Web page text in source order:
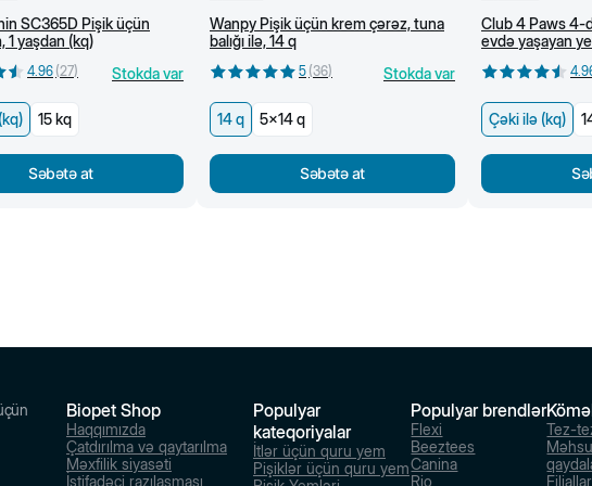
SC365D Pişik üçün
1 yaşdan (kq)
4.96 (27) Stokda var
15 kq
Səbətə at
Wanpy Pişik üçün krem çərəz, tuna
balığı ilə, 14 q
5 (36) Stokda var
14 q 5x14 q
Səbətə at
Club 4 Paws 4-
evdə yaşayan
Çəki ilə (kq)
Biopet Shop
Haqqımızda
Çatdırılma və qaytarılma
Məxfilik siyasəti
İstifadəçi razılaşması
Populyar
kateqoriyalar
İtlər üçün quru yem
Pişiklər üçün quru yem
Populyar brendlər
Flexi
Beeztees
Canina
Rio
Tez-
Filiallar